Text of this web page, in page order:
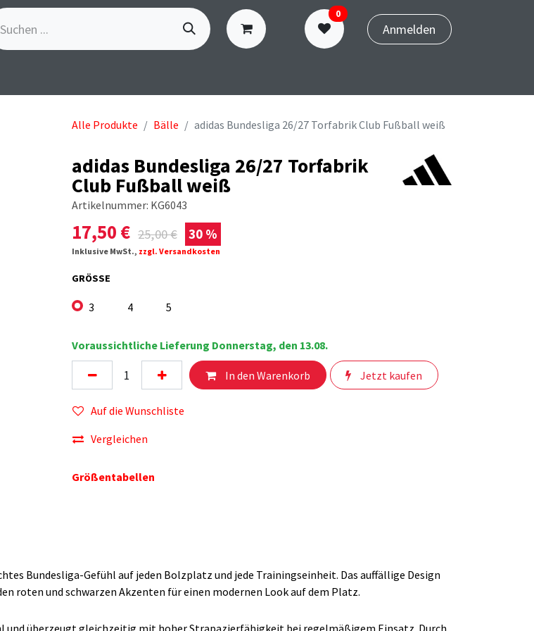
0
Anmelden
Alle Produkte Bälle adidas Bundesliga 26/27 Torfabrik Club Fußball weiß
adidas Bundesliga 26/27 Torfabrik
Club Fußball weiß
Artikelnummer: KG6043
17,50 € 25,00€ 30 %
Inklusive MwSt., zzgl. Versandkosten
GRÖSSE
3 4 5
Voraussichtliche Lieferung Donnerstag, den 13.08.
In den Warenkorb Jetzt kaufen
Auf die Wunschliste
Vergleichen
Größentabellen
Bundesliga-Gefühl auf jeden Bolzplatz und jede Trainingseinheit. Das auffällige Design
roten und schwarzen Akzenten für einen modernen Look auf dem Platz.